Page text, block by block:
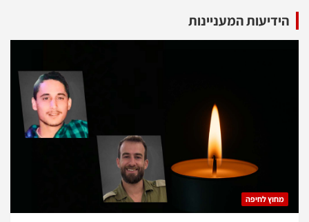
המעניינות
לחיפה